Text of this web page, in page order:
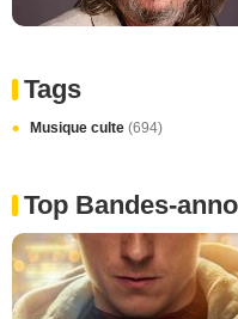
Tags
Musique culte (694)
Top Bandes-